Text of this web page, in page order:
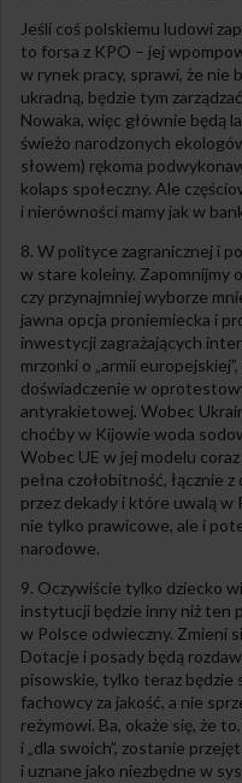
Jeśli coś polskiemu ludowi
to forsa z KPO – jej
w rynek pracy, sprawi, że nie
ukradną, będzie tym
Nowaka, więc głównie będą
świeżo narodzonych
słowem) rękoma
kolaps społeczny. Ale
i nierówności mamy jak w
8. W polityce zagranicznej i
w stare koleiny.
czy przynajmniej wyborze
jawna opcja proniemiecka i
inwestycji zagrażających
mrzonki o „armii
doświadczenie w
antyrakietowej. Wobec
choćby w Kijowie woda
Wobec UE w jej modelu
pełna czołobitność, łącznie
przez dekady i które uwalą w
nie tylko prawicowe, ale i
narodowe.
9. Oczywiście tylko dziecko
instytucji będzie inny niż ten
w Polsce odwieczny. Zmieni
Dotacje i posady będą
pisowskie, tylko teraz będzie
fachowcy za jakość, a nie
reżymowi. Ba, okaże się, że
i „dla swoich”, zostanie
i uznane jako niezbędne w